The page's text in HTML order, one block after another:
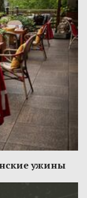
ужины